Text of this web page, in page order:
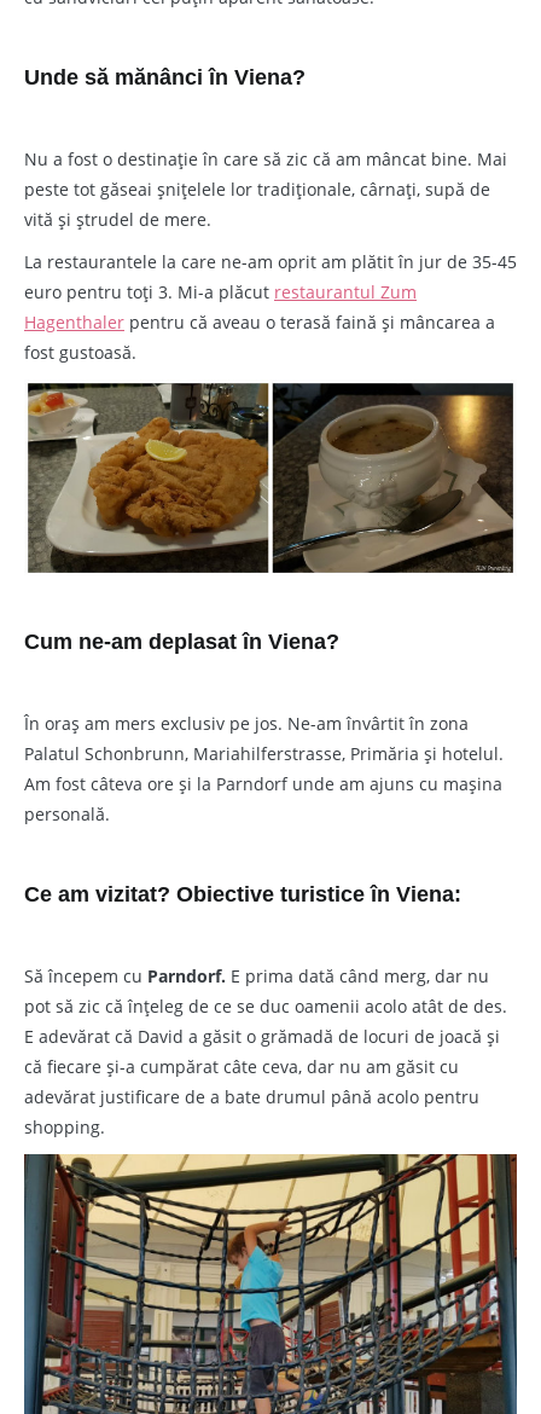
Unde să mănânci în Viena?
Nu a fost o destinație în care să zic că am mâncat bine. Mai
peste tot găseai șnițelele lor tradiționale, cârnați, supă de
vită și ștrudel de mere.
La restaurantele la care ne-am oprit am plătit în jur de 35-45
euro pentru toți 3. Mi-a plăcut restaurantul Zum
Hagenthaler pentru că aveau o terasă faină și mâncarea a
fost gustoasă.
Cum ne-am deplasat în Viena?
În oraș am mers exclusiv pe jos. Ne-am învârtit în zona
Palatul Schonbrunn, Mariahilferstrasse, Primăria și hotelul.
Am fost câteva ore și la Parndorf unde am ajuns cu mașina
personală.
Ce am vizitat? Obiective turistice în Viena:
Să începem cu Parndorf. E prima dată când merg, dar nu
pot să zic că înțeleg de ce se duc oamenii acolo atât de des.
E adevărat că David a găsit o grămadă de locuri de joacă și
că fiecare și-a cumpărat câte ceva, dar nu am găsit cu
adevărat justificare de a bate drumul până acolo pentru
shopping.